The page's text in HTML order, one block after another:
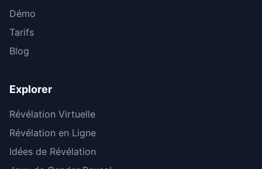
Démo
Tarifs
Blog
Explorer
Révélation Virtuelle
Révélation en Ligne
Idées de Révélation